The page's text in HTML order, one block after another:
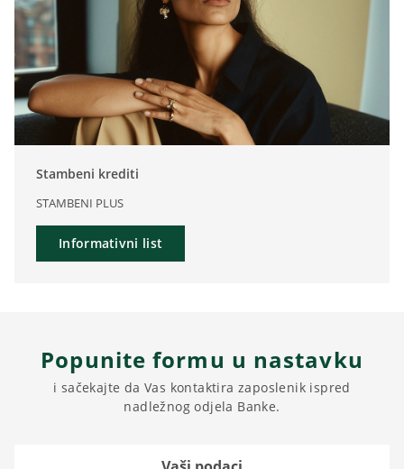
Stambeni krediti
STAMBENI PLUS
Informativni list
Popunite formu u nastavku
i sačekajte da Vas kontaktira zaposlenik ispred
nadležnog odjela Banke.